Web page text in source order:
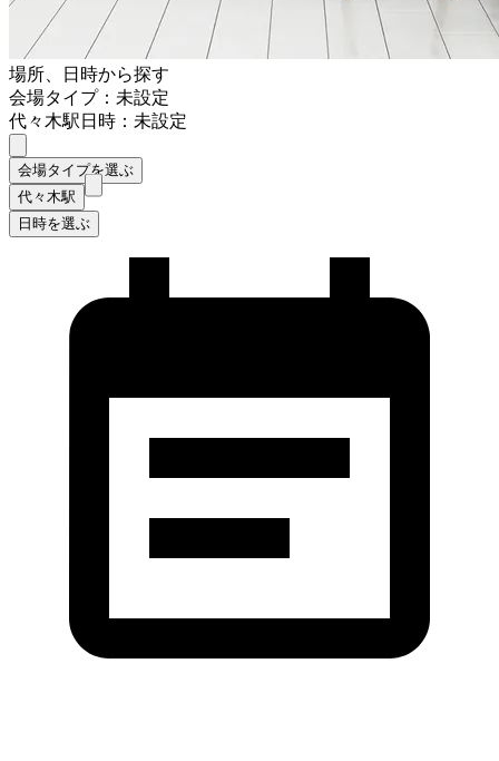
場所、日時から探す
会場タイプ：未設定
代々木駅日時：未設定
会場タイプを選ぶ
代々木駅
日時を選ぶ